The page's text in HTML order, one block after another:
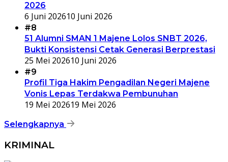
2026
6 Juni 202610 Juni 2026
#8
51 Alumni SMAN 1 Majene Lolos SNBT 2026,
Bukti Konsistensi Cetak Generasi Berprestasi
25 Mei 202610 Juni 2026
#9
Profil Tiga Hakim Pengadilan Negeri Majene
Vonis Lepas Terdakwa Pembunuhan
19 Mei 202619 Mei 2026
Selengkapnya
KRIMINAL